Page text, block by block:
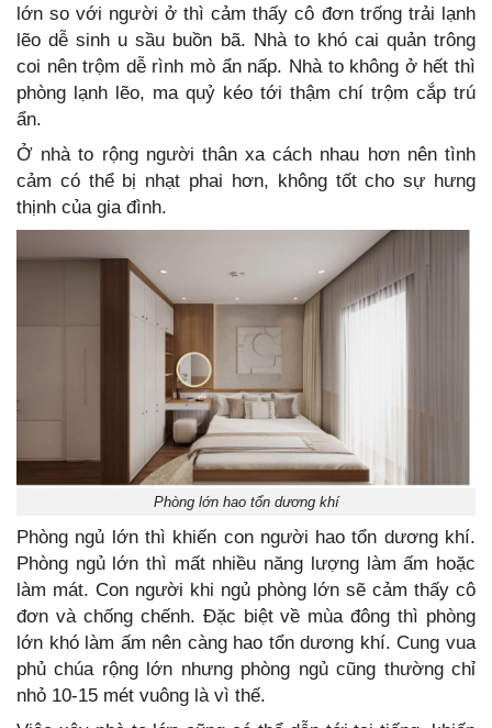
lớn so với người ở thì cảm thấy cô đơn trống trải lạnh
lẽo dễ sinh u sầu buồn bã. Nhà to khó cai quản trông
coi nên trộm dễ rình mò ẩn nấp. Nhà to không ở hết thì
phòng lạnh lẽo, ma quỷ kéo tới thậm chí trộm cắp trú
ẩn.
Ở nhà to rộng người thân xa cách nhau hơn nên tình
cảm có thể bị nhạt phai hơn, không tốt cho sự hưng
thịnh của gia đình.
Phòng lớn hao tổn dương khí
Phòng ngủ lớn thì khiến con người hao tổn dương khí.
Phòng ngủ lớn thì mất nhiều năng lượng làm ấm hoặc
làm mát. Con người khi ngủ phòng lớn sẽ cảm thấy cô
đơn và chống chếnh. Đặc biệt về mùa đông thì phòng
lớn khó làm ấm nên càng hao tổn dương khí. Cung vua
phủ chúa rộng lớn nhưng phòng ngủ cũng thường chỉ
nhỏ 10-15 mét vuông là vì thế.